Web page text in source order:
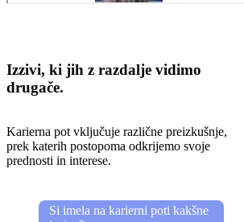
Izzivi, ki jih z razdalje vidimo
drugače.
Karierna pot vključuje različne preizkušnje,
prek katerih postopoma odkrijemo svoje
prednosti in interese.
Si imela na karierni poti kakšne